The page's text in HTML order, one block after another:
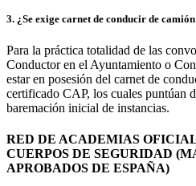
¿Se exige carnet de conducir de
Para la práctica totalidad de las
Conductor en el Ayuntamiento o
estar en posesión del carnet de
certificado CAP, los cuales puntúan
baremación inicial de instancias.
RED DE ACADEMIAS
CUERPOS DE SEGURIDAD
APROBADOS DE ESPAÑA)